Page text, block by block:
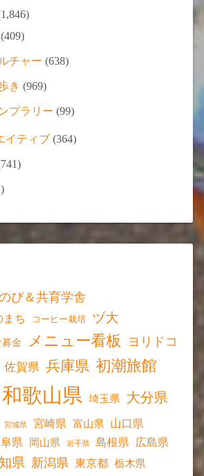
(409)
チャー (638)
き (969)
プラリー (99)
イティブ (364)
び＆共育学舎
まち コーヒー栽培 ヅ大
金 メニュー看板
ヨリドコ
佐賀県 兵庫県 初潮旅館
和歌山県 埼玉県 大分県
宮城県 宮崎県 富山県 山口県
県 岡山県 岩手県 島根県 広島県
県 新潟県 東京都 栃木県